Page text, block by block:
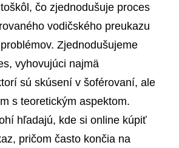
čo zjednodušuje proces
vodičského preukazu
Zjednodušujeme
vyhovujúci najmä
sú skúsení v šoférovaní, ale
s teoretickým aspektom.
hľadajú, kde si online kúpiť
pričom často končia na